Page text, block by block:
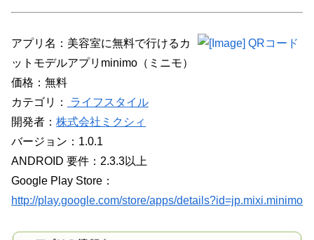
アプリ名：美容室に無料で行けるカ
ットモデルアプリminimo（ミニモ）
価格：無料
カテゴリ：
ライフスタイル
開発者： 株式会社ミクシィ
バージョン：1.0.1
ANDROID 要件：2.3.3以上
Google Play Store：
http://play.google.com/store/apps/details?id=jp.mixi.minimo